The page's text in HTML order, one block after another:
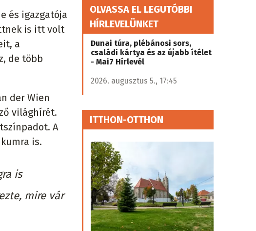
és igazgatója
is itt volt
a
de több
der Wien
világhírét.
A
is.
is
mire vár
OLVASSA EL LEGUTÓBBI
HÍRLEVELÜNKET
Dunai túra, plébánosi sors,
családi kártya és az újabb ítélet
- Mai7 Hírlevél
2026. augusztus 5., 17:45
ITTHON-OTTHON